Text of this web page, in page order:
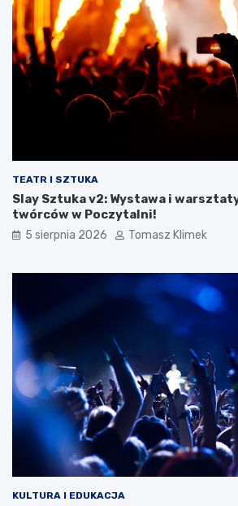
TEATR I SZTUKA
Slay Sztuka v2: Wystawa i
twórców w Poczytalni!
5 sierpnia 2026 Tomasz Klimek
KULTURA I EDUKACJA